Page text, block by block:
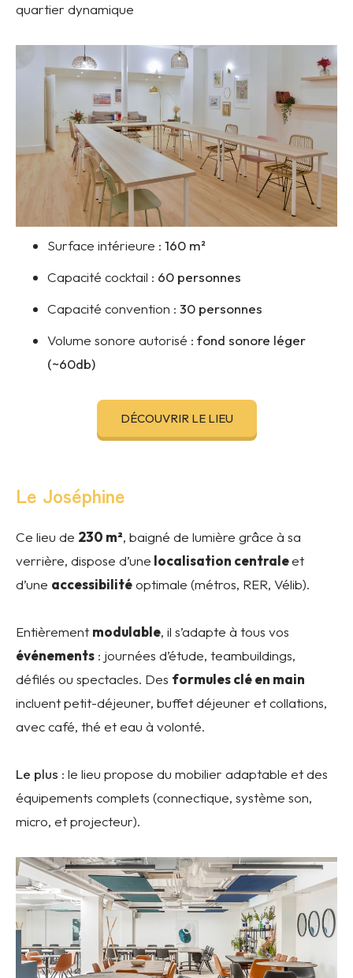
quartier dynamique
Surface intérieure : 160 m²
Capacité cocktail : 60 personnes
Capacité convention : 30 personnes
Volume sonore autorisé : fond sonore léger
(~60db)
DÉCOUVRIR LE LIEU
Le Joséphine
Ce lieu de 230 m², baigné de lumière grâce à sa
verrière, dispose d’une localisation centraleet
d’une accessibilitéoptimale (métros, RER, Vélib).
Entièrement modulable, il s’adapte à tous vos
événements : journées d’étude, teambuildings,
défilés ou spectacles. Des formules clé en main
incluent petit-déjeuner, buffet déjeuner et collations,
avec café, thé et eau à volonté.
Le plus : le lieu propose du mobilier adaptable et des
équipements complets (connectique, système son,
micro, et projecteur).